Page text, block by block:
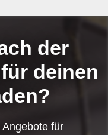
der
deinen
für